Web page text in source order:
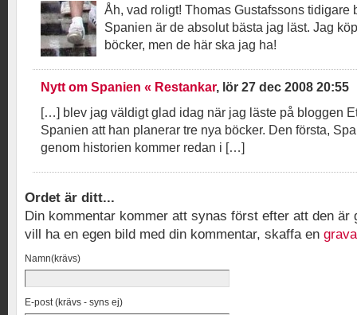
Åh, vad roligt! Thomas Gustafssons tidigare
Spanien är de absolut bästa jag läst. Jag
böcker, men de här ska jag ha!
Nytt om Spanien « Restankar, lör 27 dec 2008 20:55
[…] blev jag väldigt glad idag när jag läste på bloggen
Spanien att han planerar tre nya böcker. Den första,
genom historien kommer redan i […]
Ordet är ditt...
Din kommentar kommer att synas först efter att den är
vill ha en egen bild med din kommentar, skaffa en
Namn(krävs)
E-post (krävs - syns ej)